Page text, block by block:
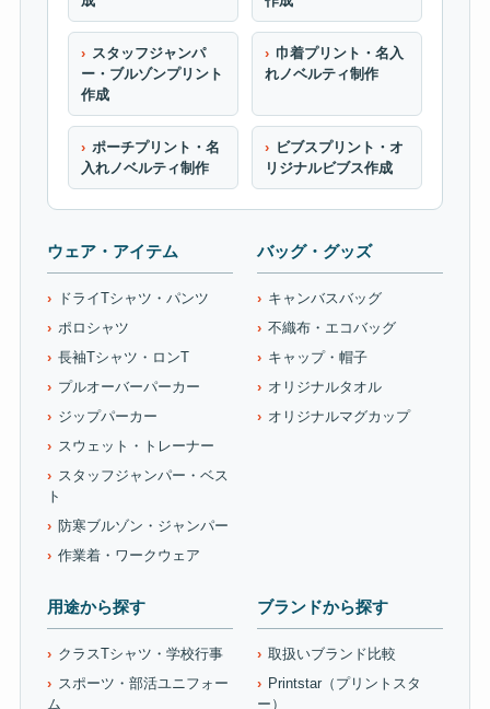
スタッフジャンパ
ー・ブルゾンプリント
作成
巾着プリント・名入
れノベルティ制作
ポーチプリント・名
入れノベルティ制作
ビブスプリント・オ
リジナルビブス作成
ウェア・アイテム
ドライTシャツ・パンツ
ポロシャツ
長袖Tシャツ・ロンT
プルオーバーパーカー
ジップパーカー
スウェット・トレーナー
スタッフジャンパー・ベス
ト
防寒ブルゾン・ジャンパー
作業着・ワークウェア
バッグ・グッズ
キャンバスバッグ
不織布・エコバッグ
キャップ・帽子
オリジナルタオル
オリジナルマグカップ
用途から探す
クラスTシャツ・学校行事
スポーツ・部活ユニフォー
ム
ブランドから探す
取扱いブランド比較
Printstar（プリントスタ
ー）